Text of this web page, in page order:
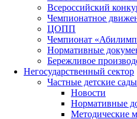
Всероссийский
Чемпионатное
ЦОПП
Чемпионат
Нормативные
Бережливое
Негосударственный сектор
Частные детские сады
Новости
Нормативные
Методические